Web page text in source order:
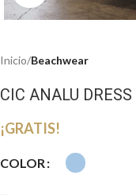
Inicio Beachwear
CIC ANALU DRESS
¡GRATIS!
COLOR